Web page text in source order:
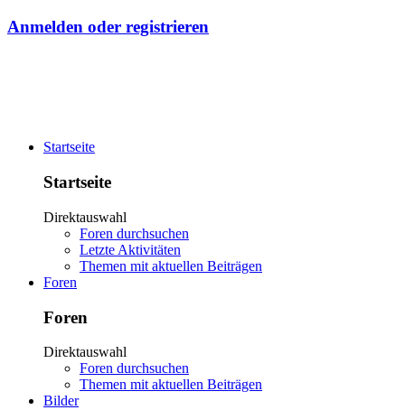
Anmelden oder registrieren
Startseite
Startseite
Direktauswahl
Foren durchsuchen
Letzte Aktivitäten
Themen mit aktuellen Beiträgen
Foren
Foren
Direktauswahl
Foren durchsuchen
Themen mit aktuellen Beiträgen
Bilder